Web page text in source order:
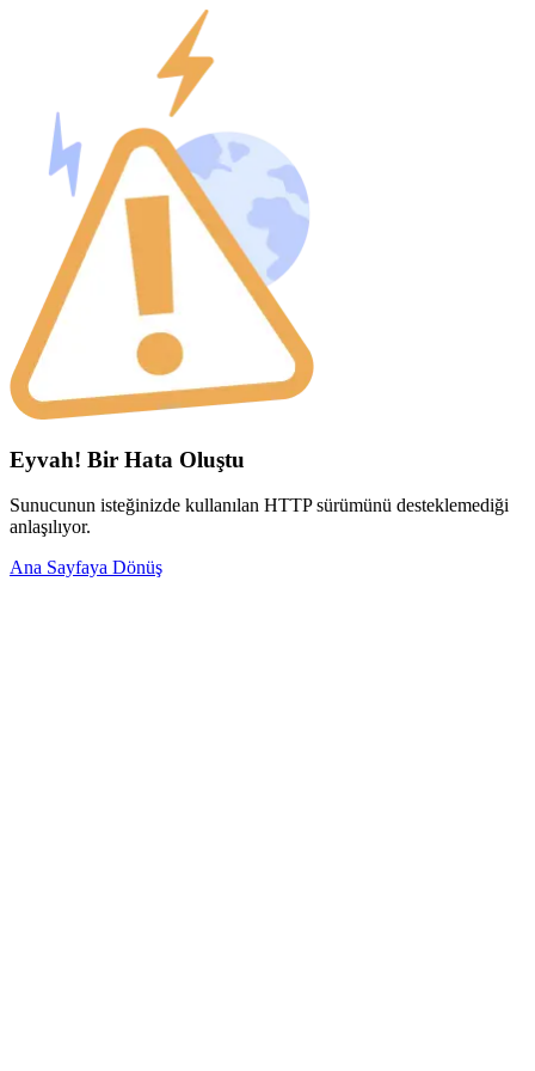
Eyvah! Bir Hata Oluştu
Sunucunun isteğinizde kullanılan HTTP sürümünü desteklemediği
anlaşılıyor.
Ana Sayfaya Dönüş